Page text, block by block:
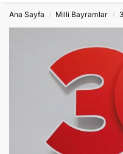
Ana Sayfa / Milli Bayramlar /